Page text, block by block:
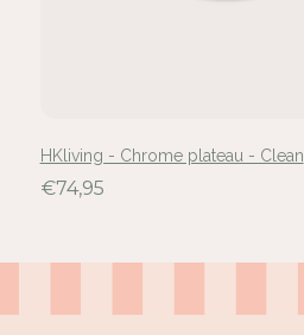
HKliving - Chrome plateau - Clean
€74,95